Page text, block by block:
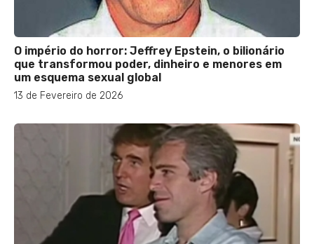
O império do horror: Jeffrey Epstein, o bilionário
que transformou poder, dinheiro e menores em
um esquema sexual global
13 de Fevereiro de 2026